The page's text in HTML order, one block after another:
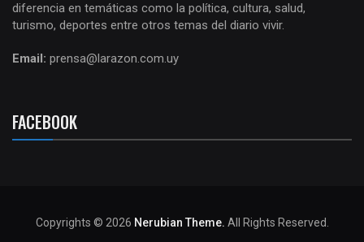
diferencia en temáticas como la política, cultura, salud,
turismo, deportes entre otros temas del diario vivir.
Email: prensa@larazon.com.uy
FACEBOOK
Copyrights © 2026 Nerubian Theme. All Rights Reserved.